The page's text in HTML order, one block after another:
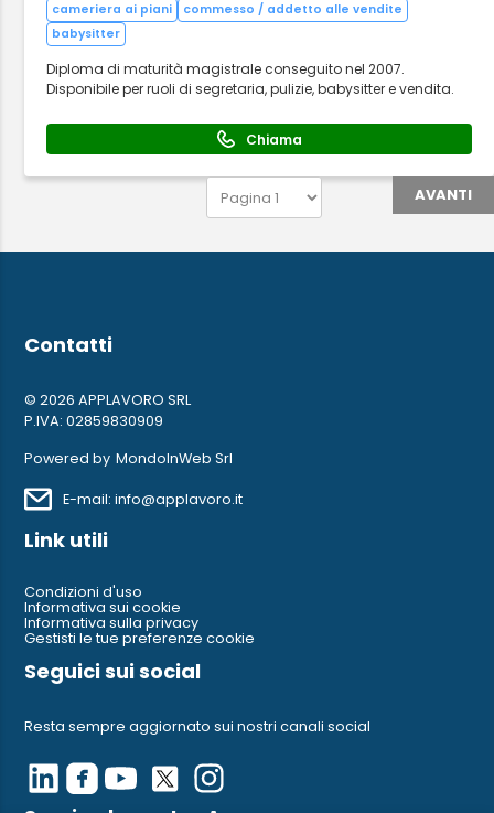
cameriera ai piani
commesso / addetto alle vendite
babysitter
Diploma di maturità magistrale conseguito nel 2007.
Disponibile per ruoli di segretaria, pulizie, babysitter e vendita.
Chiama
AVANTI
Contatti
© 2026 APPLAVORO SRL
P.IVA: 02859830909
Powered by MondoInWeb Srl
E-mail: info@applavoro.it
Link utili
Condizioni d'uso
Informativa sui cookie
Informativa sulla privacy
Gestisti le tue preferenze cookie
Seguici sui social
Resta sempre aggiornato sui nostri canali social